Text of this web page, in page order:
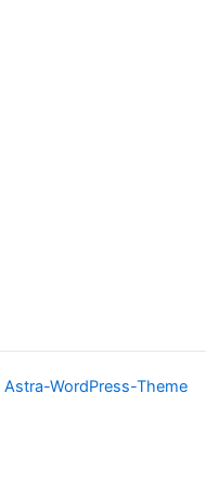
Astra-WordPress-Theme